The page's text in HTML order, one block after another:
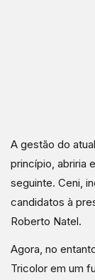
A gestão do
princípio, abriria
seguinte. Ceni,
candidatos à
Roberto Natel.
Agora, no
Tricolor em um